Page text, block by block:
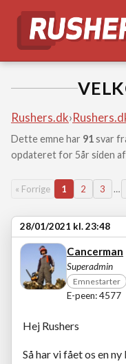
Rushers.dk›
Dette emne har 91svar
opdateret for 5år siden af
« Forrige 1 2 3 …
28/01/2021 kl. 23:48
Cancerman
Superadmin
Emnestarter
E-peen: 4577
Hej Rushers
Så har vi fået os en